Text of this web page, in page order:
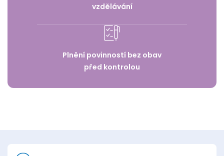
vzdělávání
Plnění povinností bez obav
před kontrolou